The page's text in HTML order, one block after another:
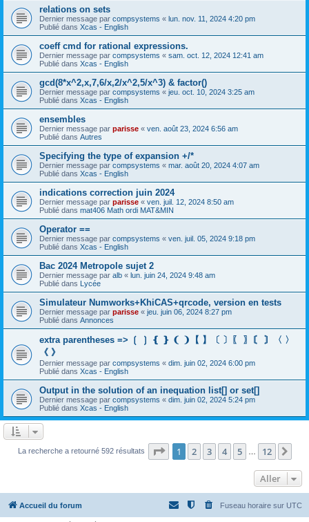
relations on sets
Dernier message par compsystems « lun. nov. 11, 2024 4:20 pm
Publié dans Xcas - English
coeff cmd for rational expressions.
Dernier message par compsystems « sam. oct. 12, 2024 12:41 am
Publié dans Xcas - English
gcd(8*x^2,x,7,6/x,2/x^2,5/x^3) & factor()
Dernier message par compsystems « jeu. oct. 10, 2024 3:25 am
Publié dans Xcas - English
ensembles
Dernier message par parisse « ven. août 23, 2024 6:56 am
Publié dans Autres
Specifying the type of expansion +/*
Dernier message par compsystems « mar. août 20, 2024 4:07 am
Publié dans Xcas - English
indications correction juin 2024
Dernier message par parisse « ven. juil. 12, 2024 8:50 am
Publié dans mat406 Math ordi MAT&MIN
Operator ==
Dernier message par compsystems « ven. juil. 05, 2024 9:18 pm
Publié dans Xcas - English
Bac 2024 Metropole sujet 2
Dernier message par alb « lun. juin 24, 2024 9:48 am
Publié dans Lycée
Simulateur Numworks+KhiCAS+qrcode, version en tests
Dernier message par parisse « jeu. juin 06, 2024 8:27 pm
Publié dans Annonces
extra parentheses => ❲ ❳ ❴ ❵ ❨ ❩【 】〔 〕〖 〗〘 〙〈 〉
《 》
Dernier message par compsystems « dim. juin 02, 2024 6:00 pm
Publié dans Xcas - English
Output in the solution of an inequation list[] or set[]
Dernier message par compsystems « dim. juin 02, 2024 5:24 pm
Publié dans Xcas - English
La recherche a retourné 592 résultats Page 1sur12
1 2 3 4 5 12
Aller
Accueil du forum Fuseau horaire sur UTC